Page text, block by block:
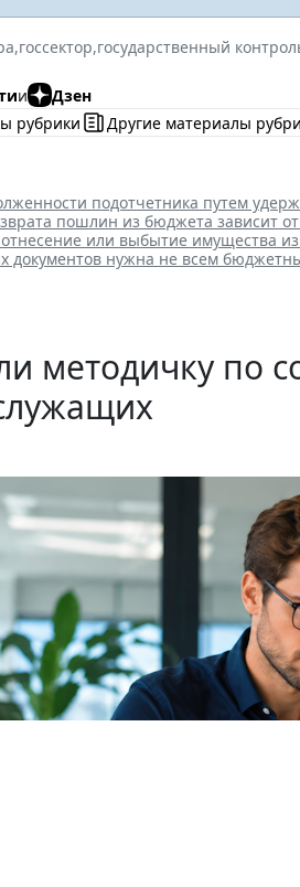
,госсектор,государственный
и
Дзен
рубрики
Другие материалы
подотчетника путем
пошлин из бюджета зависит
или выбытие имущества
документов нужна не всем
методичку по